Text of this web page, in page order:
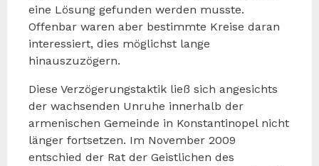
eine Lösung gefunden werden musste.
Offenbar waren aber bestimmte Kreise daran
interessiert, dies möglichst lange
hinauszuzögern.
Diese Verzögerungstaktik ließ sich angesichts
der wachsenden Unruhe innerhalb der
armenischen Gemeinde in Konstantinopel nicht
länger fortsetzen. Im November 2009
entschied der Rat der Geistlichen des